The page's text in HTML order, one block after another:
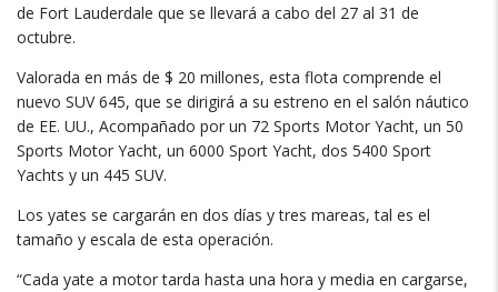
de Fort Lauderdale que se llevará a cabo del 27 al 31 de
octubre.
Valorada en más de $ 20 millones, esta flota comprende el
nuevo SUV 645, que se dirigirá a su estreno en el salón náutico
de EE. UU., Acompañado por un 72 Sports Motor Yacht, un 50
Sports Motor Yacht, un 6000 Sport Yacht, dos 5400 Sport
Yachts y un 445 SUV.
Los yates se cargarán en dos días y tres mareas, tal es el
tamaño y escala de esta operación.
“Cada yate a motor tarda hasta una hora y media en cargarse,